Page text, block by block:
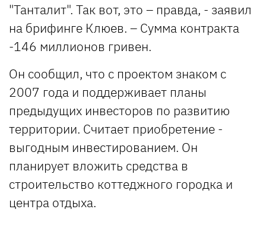
"Танталит". Так вот, это – правда, - заявил
на брифинге Клюев. – Сумма контракта
-146 миллионов гривен.
Он сообщил, что с проектом знаком с
2007 года и поддерживает планы
предыдущих инвесторов по развитию
территории. Считает приобретение -
выгодным инвестированием. Он
планирует вложить средства в
строительство коттеджного городка и
центра отдыха.